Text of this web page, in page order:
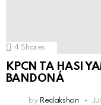
4 Shares
KPCN TA HASI
BANDONÁ
by Redakshon